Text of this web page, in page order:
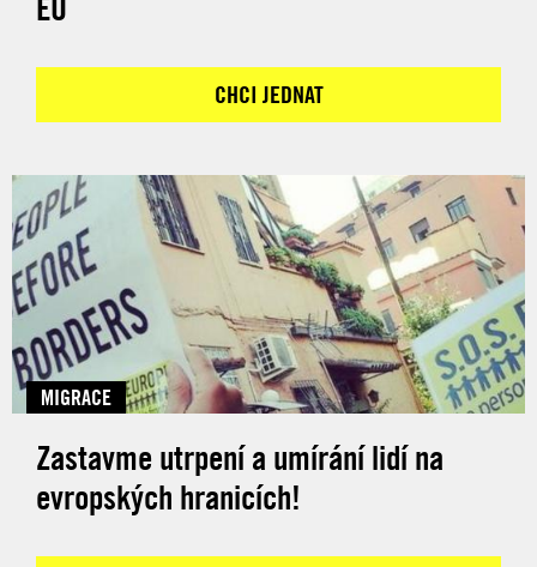
CHCI JEDNAT
MIGRACE
Zastavme utrpení a umírání lidí na
evropských hranicích!